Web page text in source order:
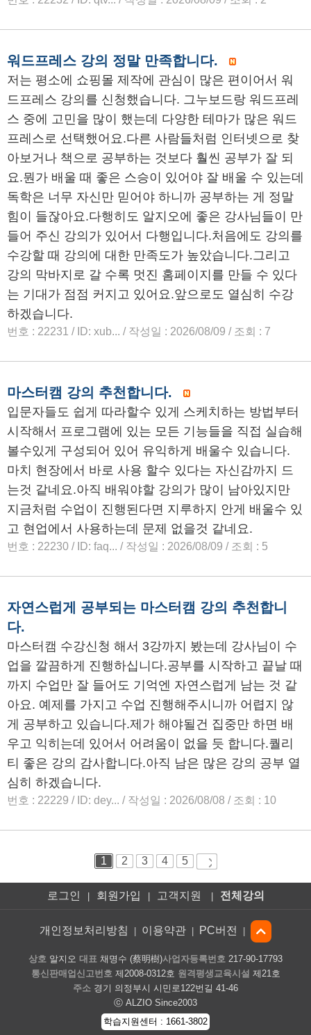
로그인 회원가입 고객지원 전체강의
개인정보처리방침 이용약관 PC버전
상호 알지오 대표 채명수 (蔡明樹)사업자등록번호 217-90-17793
통신판매업신고번호제2008-0312호 원격평생교육시설 제21호
주소 경기 의정부시 시민로122번길 41-46
ⓒ ALZIO Since2003
학습지원센터 : 1661-3802